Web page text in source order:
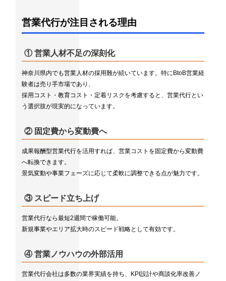
営業代行が注目される理由
① 営業人材不足の深刻化
神奈川県内でも営業人材の採用難が続いています。特にBtoB営業経
験者は売り手市場であり、
採用コスト・教育コスト・定着リスクを考慮すると、営業代行とい
う選択肢が現実的になっています。
② 固定費から変動費へ
成果報酬型営業代行を活用すれば、営業コストを固定費から変動費
へ転換できます。
景気変動や事業フェーズに応じて柔軟に調整できる点が魅力です。
③ スピード立ち上げ
営業代行なら最短2週間で稼働可能。
新規事業やエリア拡大時のスピード戦略として有効です。
④ 営業ノウハウの外部活用
営業代行会社は多数の業界実績を持ち、KPI設計や商談化率改善ノ